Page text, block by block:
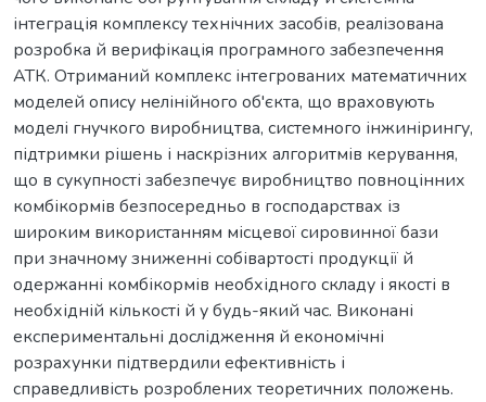
інтеграція комплексу технічних засобів, реалізована
розробка й верифікація програмного забезпечення
АТК. Отриманий комплекс інтегрованих математичних
моделей опису нелінійного об'єкта, що враховують
моделі гнучкого виробництва, системного інжинірингу,
підтримки рішень і наскрізних алгоритмів керування,
що в сукупності забезпечує виробництво повноцінних
комбікормів безпосередньо в господарствах із
широким використанням місцевої сировинної бази
при значному зниженні собівартості продукції й
одержанні комбікормів необхідного складу і якості в
необхідній кількості й у будь-який час. Виконані
експериментальні дослідження й економічні
розрахунки підтвердили ефективність і
справедливість розроблених теоретичних положень.